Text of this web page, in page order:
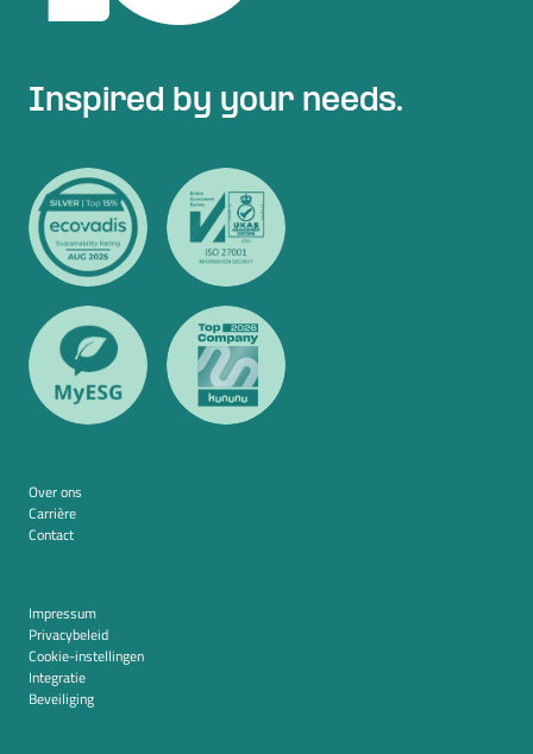
Inspired by your needs.
Over ons
Carrière
Contact
Impressum
Privacybeleid
Cookie-instellingen
Integratie
Beveiliging